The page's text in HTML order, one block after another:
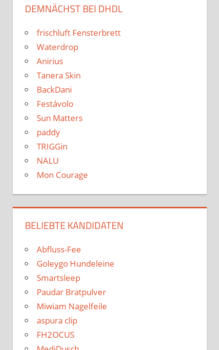
DEMNÄCHST BEI DHDL
frischluft Fensterbrett
Waterdrop
Anirius
Tanera Skin
BackDani
Festávolo
Sun Matters
paddy
TRIGGin
NALU
Mon Courage
BELIEBTE KANDIDATEN
Abfluss-Fee
Goleygo Hundeleine
Smartsleep
Paudar Bratpulver
Miwiam Nagelfeile
aspura clip
FH2OCUS